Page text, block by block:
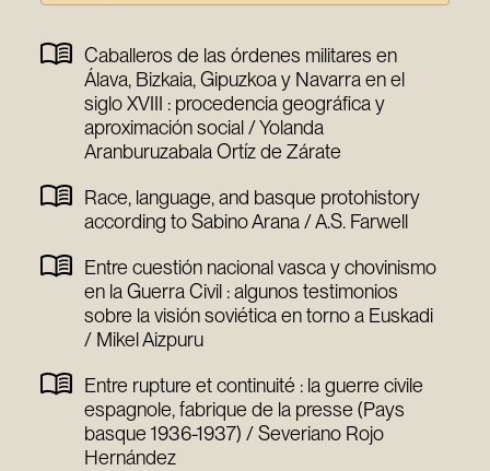
Caballeros de las órdenes militares en
Álava, Bizkaia, Gipuzkoa y Navarra en el
siglo XVIII : procedencia geográfica y
aproximación social / Yolanda
Aranburuzabala Ortíz de Zárate
Race, language, and basque protohistory
according to Sabino Arana / A.S. Farwell
Entre cuestión nacional vasca y chovinismo
en la Guerra Civil : algunos testimonios
sobre la visión soviética en torno a Euskadi
/ Mikel Aizpuru
Entre rupture et continuité : la guerre civile
espagnole, fabrique de la presse (Pays
basque 1936-1937) / Severiano Rojo
Hernández